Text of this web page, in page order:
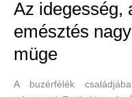
hogyan
össze?
Az idegesség,
emésztés
müge
A buzérfélék